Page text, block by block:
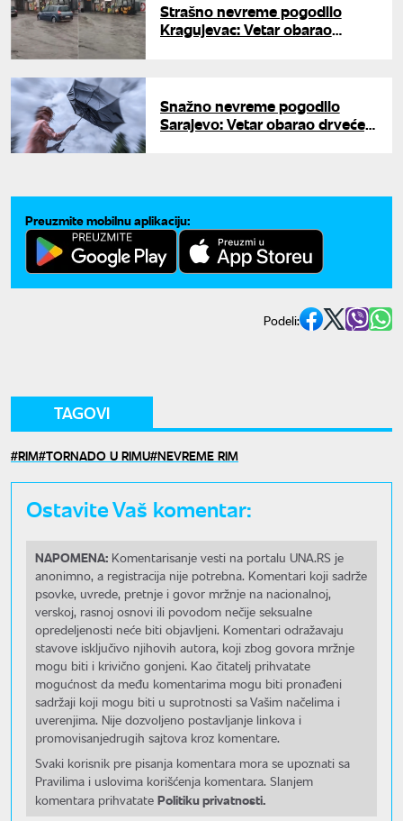
Strašno nevreme pogodilo
Kragujevac: Vetar obarao
Snažno nevreme pogodilo
Sarajevo: Vetar obarao drveće,
Preuzmite mobilnu aplikaciju:
Podeli:
TAGOVI
RIM TORNADO U RIMU NEVREME RIM
Ostavite Vaš komentar:
NAPOMENA: Komentarisanje vesti na portalu UNA.RS je
anonimno, a registracija nije potrebna. Komentari koji sadrže
psovke, uvrede, pretnje i govor mržnje na nacionalnoj,
verskoj, rasnoj osnovi ili povodom nečije seksualne
opredeljenosti neće biti objavljeni. Komentari odražavaju
stavove isključivo njihovih autora, koji zbog govora mržnje
mogu biti i krivično gonjeni. Kao čitatelj prihvatate
mogućnost da među komentarima mogu biti pronađeni
sadržaji koji mogu biti u suprotnosti sa Vašim načelima i
uverenjima. Nije dozvoljeno postavljanje linkova i
promovisanjedrugih sajtova kroz komentare.
Svaki korisnik pre pisanja komentara mora se upoznati sa
Pravilima i uslovima korišćenja komentara. Slanjem
komentara prihvatate Politiku privatnosti.